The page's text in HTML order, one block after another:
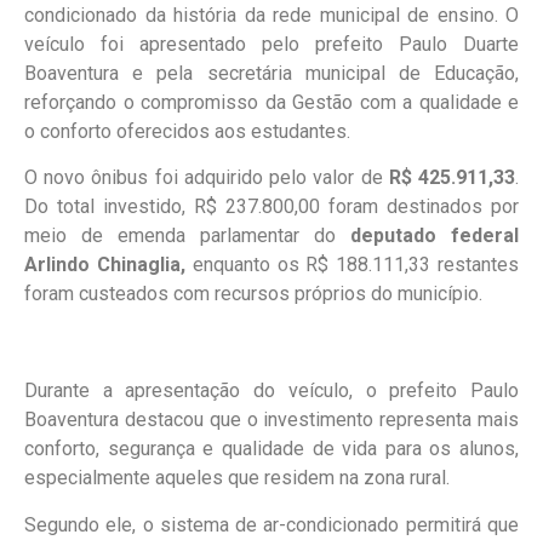
condicionado da história da rede municipal de ensino. O
veículo foi apresentado pelo prefeito Paulo Duarte
Boaventura e pela secretária municipal de Educação,
reforçando o compromisso da Gestão com a qualidade e
o conforto oferecidos aos estudantes.
O novo ônibus foi adquirido pelo valor de R$ 425.911,33.
Do total investido, R$ 237.800,00 foram destinados por
meio de emenda parlamentar do deputado federal
Arlindo Chinaglia,enquanto os R$ 188.111,33 restantes
foram custeados com recursos próprios do município.
Durante a apresentação do veículo, o prefeito Paulo
Boaventura destacou que o investimento representa mais
conforto, segurança e qualidade de vida para os alunos,
especialmente aqueles que residem na zona rural.
Segundo ele, o sistema de ar-condicionado permitirá que